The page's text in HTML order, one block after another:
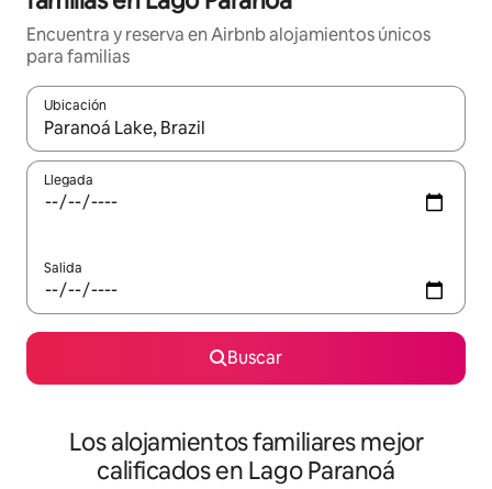
Encuentra y reserva en Airbnb alojamientos únicos
para familias
Ubicación
Cuando los resultados estén disponibles, podrás navegar
Llegada
Salida
Buscar
Los alojamientos familiares mejor
calificados en Lago Paranoá